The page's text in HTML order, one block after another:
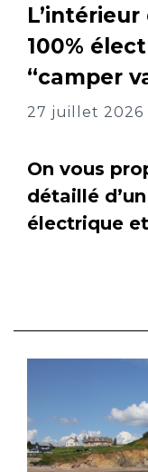
100%
“camper
27 juillet 2026
On vous
détaillé
électrique